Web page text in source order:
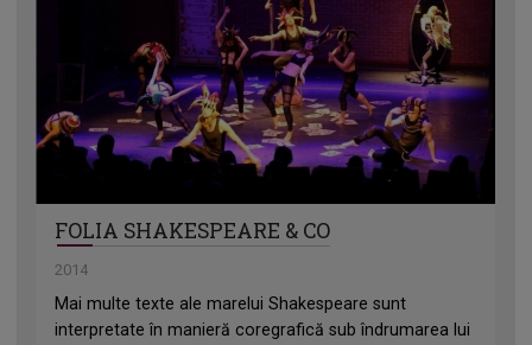
FOLIA SHAKESPEARE & CO
2014
Mai multe texte ale marelui Shakespeare sunt
interpretate în manieră coregrafică sub îndrumarea lui